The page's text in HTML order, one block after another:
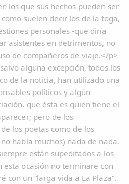
los que sus hechos pueden ser
suelen decir los de la toga,
personales -que diría
asistentes en detrimentos, no
de compañeros de viaje.</p>
alguna excepción, todos los
de la noticia, han utilizado una
políticos y algún
que ésta es quien tiene el
pero de los
los poetas como de los
había muchos) nada de nada.
están supeditados a los
esta ocasión no terminare con
con un “larga vida a La Plaza”.